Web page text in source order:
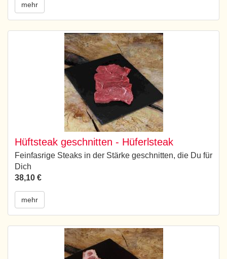
mehr
Hüftsteak geschnitten - Hüferlsteak
Feinfasrige Steaks in der Stärke geschnitten, die Du für
Dich
38,10 €
mehr